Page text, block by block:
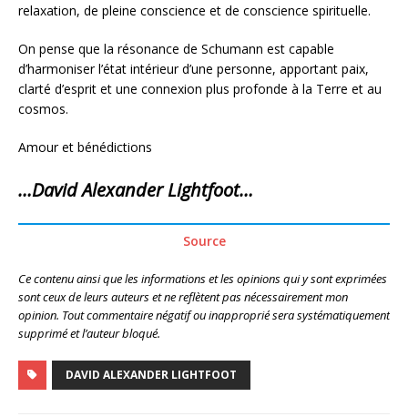
relaxation, de pleine conscience et de conscience spirituelle.
On pense que la résonance de Schumann est capable
d’harmoniser l’état intérieur d’une personne, apportant paix,
clarté d’esprit et une connexion plus profonde à la Terre et au
cosmos.
Amour et bénédictions
…David Alexander Lightfoot…
Source
Ce contenu ainsi que les informations et les opinions qui y sont exprimées
sont ceux de leurs auteurs et ne reflètent pas nécessairement mon
opinion. Tout commentaire négatif ou inapproprié sera systématiquement
supprimé et l’auteur bloqué.
DAVID ALEXANDER LIGHTFOOT